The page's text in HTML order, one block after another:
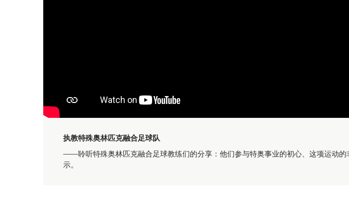
执教特殊奥林匹克融合足球队
——聆听特殊奥林匹克融合足球教练们的分享：他们参与特奥事业的初心、这项运动
示。